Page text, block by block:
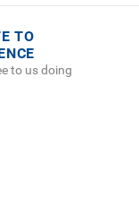
TO
to us doing